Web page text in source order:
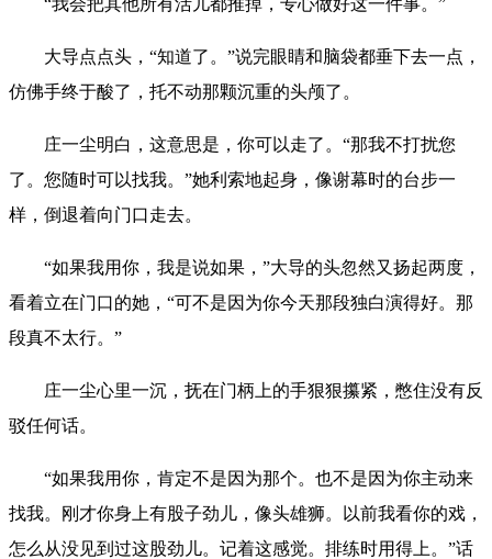
大导点点头，“知道了。”说完眼睛和脑袋都垂下去一点，
仿佛手终于酸了，托不动那颗沉重的头颅了。
庄一尘明白，这意思是，你可以走了。“那我不打扰您
了。您随时可以找我。”她利索地起身，像谢幕时的台步一
样，倒退着向门口走去。
“如果我用你，我是说如果，”大导的头忽然又扬起两度，
看着立在门口的她，“可不是因为你今天那段独白演得好。那
段真不太行。”
庄一尘心里一沉，抚在门柄上的手狠狠攥紧，憋住没有反
驳任何话。
“如果我用你，肯定不是因为那个。也不是因为你主动来
找我。刚才你身上有股子劲儿，像头雄狮。以前我看你的戏，
怎么从没见到过这股劲儿。记着这感觉。排练时用得上。”话